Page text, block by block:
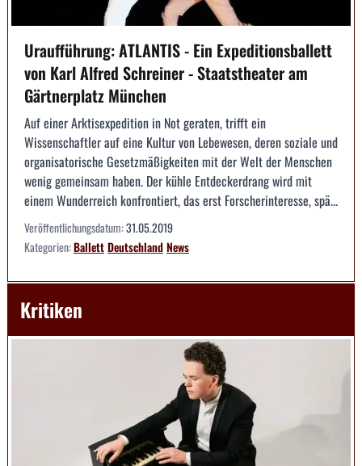
Uraufführung: ATLANTIS - Ein Expeditionsballett
von Karl Alfred Schreiner - Staatstheater am
Gärtnerplatz München
Auf einer Arktisexpedition in Not geraten, trifft ein
Wissenschaftler auf eine Kultur von Lebewesen, deren soziale und
organisatorische Gesetzmäßigkeiten mit der Welt der Menschen
wenig gemeinsam haben. Der kühle Entdeckerdrang wird mit
einem Wunderreich konfrontiert, das erst Forscherinteresse, spä...
Veröffentlichungsdatum:31.05.2019
Kategorien:BallettDeutschlandNews
Kritiken